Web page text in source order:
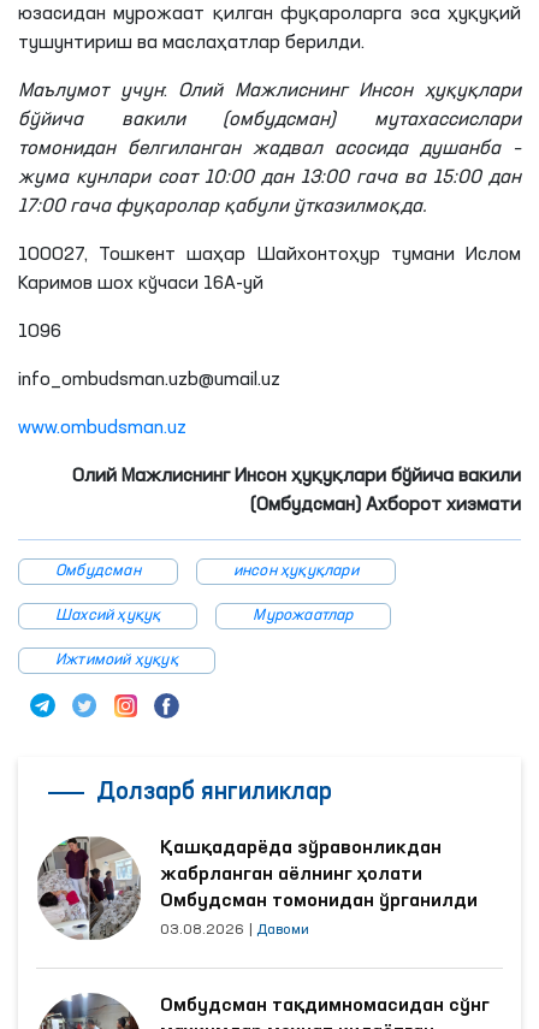
юзасидан мурожаат қилган фуқароларга эса ҳуқуқий
тушунтириш ва маслаҳатлар берилди.
Маълумот учун: Олий Мажлиснинг Инсон ҳуқуқлари
бўйича вакили (омбудсман) мутахассислари
томонидан белгиланган жадвал асосида душанба –
жума кунлари соат 10:00 дан 13:00 гачава 15:00 дан
17:00 гачафуқаролар қабули ўтказилмоқда.
100027, Тошкент шаҳар Шайхонтоҳур тумани Ислом
Каримов шох кўчаси 16А-уй
1096
info_ombudsman.uzb@umail.uz
www.ombudsman.uz
Олий Мажлиснинг Инсон ҳуқуқлари бўйича вакили
(Омбудсман) Ахборот хизмати
Омбудсман инсон ҳуқуқлари
Шахсий ҳуқуқ Мурожаатлар
Ижтимоий ҳуқуқ
Долзарб янгиликлар
Қашқадарёда зўравонликдан
жабрланган аёлнинг ҳолати
Омбудсман томонидан ўрганилди
03.08.2026 Давоми
Омбудсман тақдимномасидан сўнг